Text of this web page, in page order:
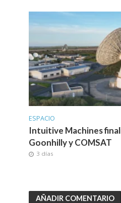
ESPACIO
Intuitive Machines
Goonhilly y COMSAT
3 días
AÑADIR COMENTARIO